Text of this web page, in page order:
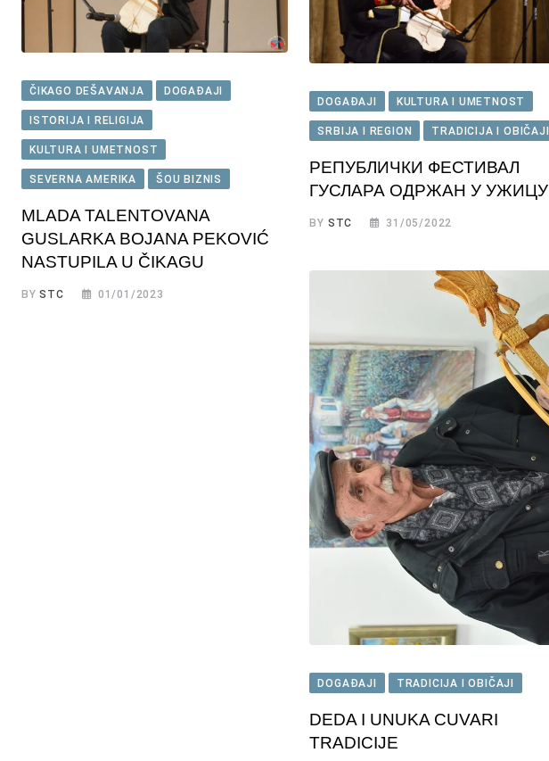
ČIKAGO DEŠAVANJA DOGAĐAJI
ISTORIJA I RELIGIJA
KULTURA I UMETNOST
SEVERNA AMERIKA ŠOU BIZNIS
MLADA TALENTOVANA
GUSLARKA BOJANA PEKOVIĆ
NASTUPILA U ČIKAGU
BYSTC 01/01/2023
DOGAĐAJI KULTURA I UMETNOST
SRBIJA I REGION TRADICIJA I OBIČAJI
РЕПУБЛИЧКИ ФЕСТИВАЛ
ГУСЛАРА ОДРЖАН У УЖИЦУ
BY STC 31/05/2022
DOGAĐAJI TRADICIJA I OBIČAJI
DEDA I UNUKA CUVARI
TRADICIJE